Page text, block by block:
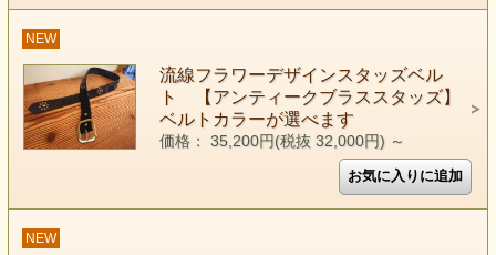
NEW
流線フラワーデザインスタッズベル
ト 【アンティークブラススタッズ】
ベルトカラーが選べます
価格： 35,200円(税抜 32,000円) ～
NEW